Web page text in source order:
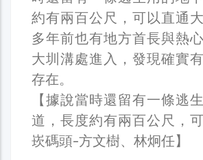
約有兩百公尺，可以直通
多年前也有地方首長與熱
大圳溝處進入，發現確實
存在。
【據說當時還留有一條逃
道，長度約有兩百公尺，
崁碼頭-方文樹、林炯任】